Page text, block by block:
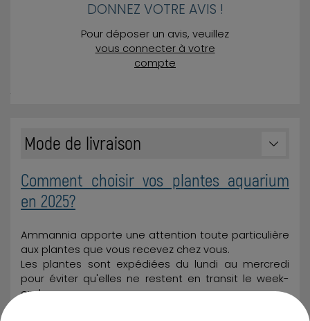
DONNEZ VOTRE AVIS !
Pour déposer un avis, veuillez
vous connecter à votre
compte
Mode de livraison
Comment choisir vos plantes aquarium
en 2025?
Ammannia apporte une attention toute particulière
aux plantes que vous recevez chez vous.
Les plantes sont expédiées du lundi au mercredi
pour éviter qu'elles ne restent en transit le week-
end.